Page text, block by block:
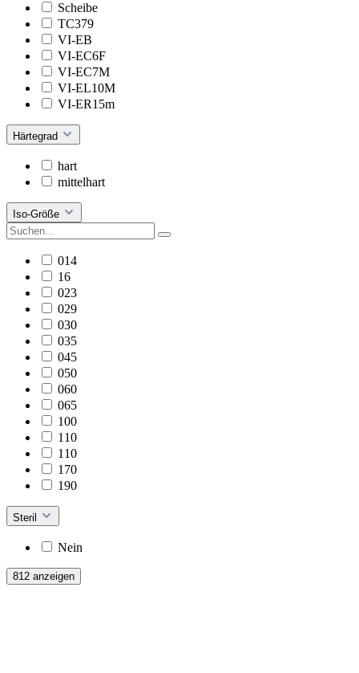
Scheibe
TC379
VI-EB
VI-EC6F
VI-EC7M
VI-EL10M
VI-ER15m
Härtegrad
hart
mittelhart
Iso-Größe
014
16
023
029
030
035
045
050
060
065
100
110
110
170
190
Steril
Nein
812 anzeigen